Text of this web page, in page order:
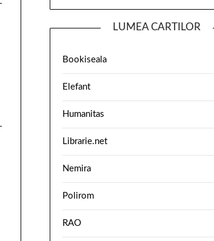
LUMEA CARTILOR
Bookiseala
Elefant
Humanitas
Librarie.net
Nemira
Polirom
RAO